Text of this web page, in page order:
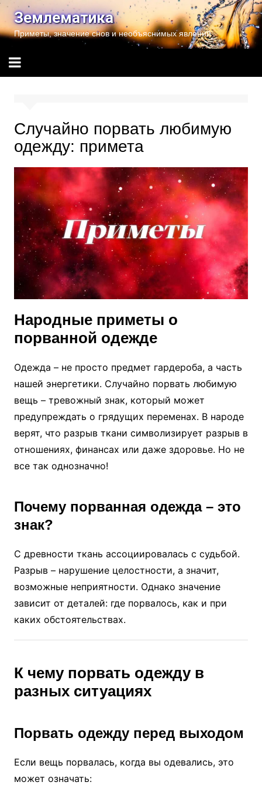
Перейти
содержимому
Землематика
Приметы, значение снов и необъяснимых явлений
Случайно порвать любимую
одежду: примета
Народные приметы о
порванной одежде
Одежда – не просто предмет гардероба, а часть
нашей энергетики. Случайно порвать любимую
вещь – тревожный знак, который может
предупреждать о грядущих переменах. В народе
верят, что разрыв ткани символизирует разрыв в
отношениях, финансах или даже здоровье. Но не
все так однозначно!
Почему порванная одежда – это
знак?
С древности ткань ассоциировалась с судьбой.
Разрыв – нарушение целостности, а значит,
возможные неприятности. Однако значение
зависит от деталей: где порвалось, как и при
каких обстоятельствах.
К чему порвать одежду в
разных ситуациях
Порвать одежду перед выходом
Если вещь порвалась, когда вы одевались, это
может означать: